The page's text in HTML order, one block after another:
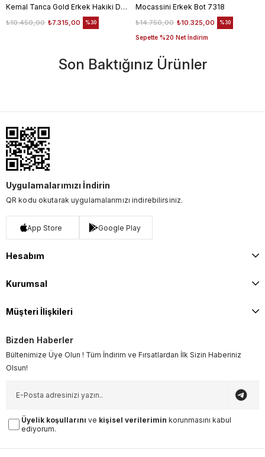
Kemal Tanca Gold Erkek Hakiki Deri Tpu Taban Siyah Bot
₺7.315,00
₺10.450,00 %30
Mocassini Erkek Bot 7318
₺10.325,00
₺14.750,00
Sepette %20 Net İndirim
%30
Son Baktığınız Ürünler
Uygulamalarımızı İndirin
QR kodu okutarak uygulamalarımızı indirebilirsiniz.
App Store Google Play
Hesabım
Kurumsal
Müşteri İlişkileri
Bizden Haberler
Bültenimize Üye Olun ! Tüm İndirim ve Fırsatlardan İlk Sizin Haberiniz
Olsun!
Üyelik koşullarını ve kişisel verilerimin korunmasını kabul
ediyorum.